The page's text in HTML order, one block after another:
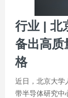
行业 | 北
备出高质
格
近日，北京大学
带半导体研究中